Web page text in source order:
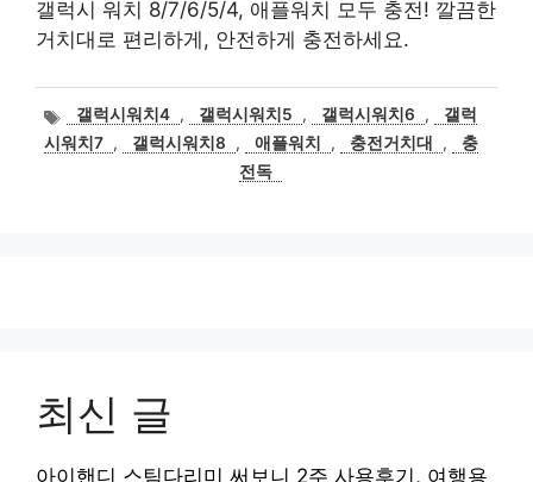
갤럭시 워치 8/7/6/5/4, 애플워치 모두 충전! 깔끔한
거치대로 편리하게, 안전하게 충전하세요.
태
그
갤럭시워치4 , 갤럭시워치5 , 갤럭시워치6 ,
갤럭
시워치7 , 갤럭시워치8 , 애플워치 , 충전거치대 ,
충
전독
최신 글
아이핸디 스팀다리미 써보니 2주 사용후기, 여행용